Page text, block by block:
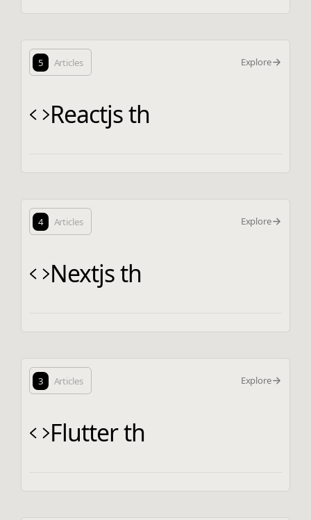
5 Articles Explore
Reactjs th
4 Articles Explore
Nextjs th
3 Articles Explore
Flutter th